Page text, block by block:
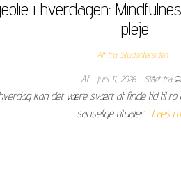
i hverdagen:
pleje
Alt fra Studentersiden
Af juni 11, 2026 Slået fra
kan det være svært at finde tid til ro
sanselige ritualer… Læs